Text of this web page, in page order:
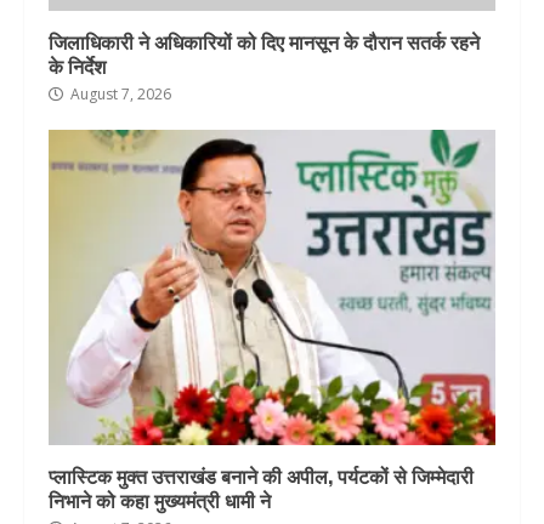
जिलाधिकारी ने अधिकारियों को दिए मानसून के दौरान सतर्क रहने
के निर्देश
August 7, 2026
प्लास्टिक मुक्त उत्तराखंड बनाने की अपील, पर्यटकों से जिम्मेदारी
निभाने को कहा मुख्यमंत्री धामी ने